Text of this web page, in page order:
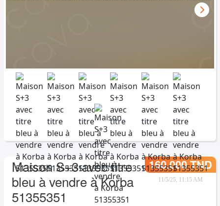
Maison S+3 avec titre
bleu à vendre à Korba
51355351
160.000 TND
11/5/25, 11:15 AM